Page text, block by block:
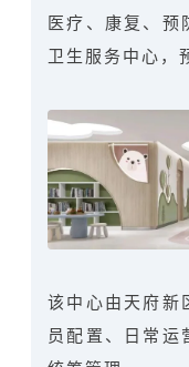
医疗、康复、预
卫生服务中心，
该中心由天府新
员配置、日常运